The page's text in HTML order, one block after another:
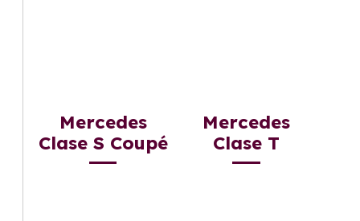
Mercedes
Clase S Coupé
Mercedes
Clase T